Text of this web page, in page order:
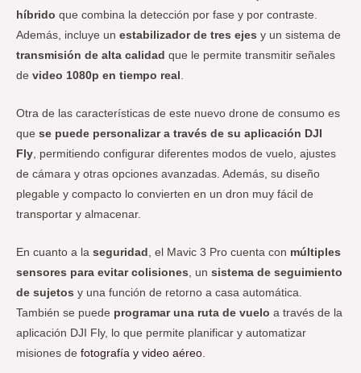
híbrido que combina la detección por fase y por contraste.
Además, incluye un estabilizador de tres ejes y un sistema de
transmisión de alta calidad que le permite transmitir señales
de video 1080p en tiempo real .
Otra de las características de este nuevo drone de consumo es
que se puede personalizar a través de su aplicación DJI
Fly, permitiendo configurar diferentes modos de vuelo, ajustes
de cámara y otras opciones avanzadas. Además, su diseño
plegable y compacto lo convierten en un dron muy fácil de
transportar y almacenar.
En cuanto a la seguridad , el Mavic 3 Pro cuenta con múltiples
sensores para evitar colisiones, un sistema de seguimiento
de sujetos y una función de retorno a casa automática.
También se puede programar una ruta de vuelo a través de la
aplicación DJI Fly, lo que permite planificar y automatizar
misiones de fotografía y video aéreo.